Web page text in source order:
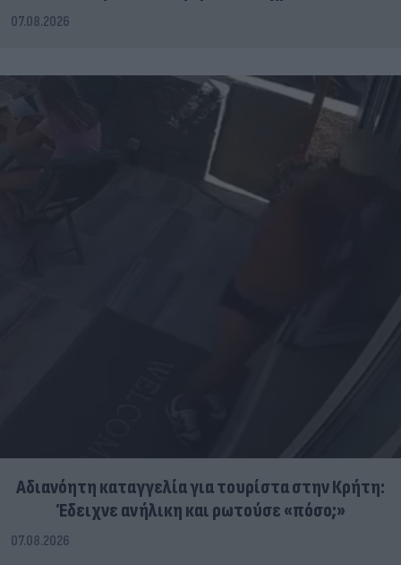
07.08.2026
Αδιανόητη καταγγελία για τουρίστα στην Κρήτη:
Έδειχνε ανήλικη και ρωτούσε «πόσο;»
07.08.2026